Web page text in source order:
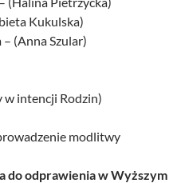
Kukulska)
– (Anna Szular)
intencji Rodzin)
modlitwy
do odprawienia w Wyższym